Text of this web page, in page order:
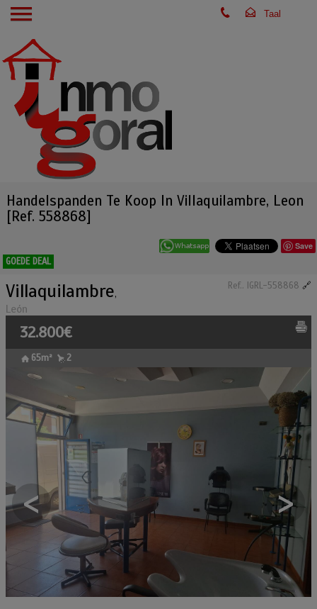
Handelspanden Te Koop In Villaquilambre, Leon
[Ref. 558868]
Save
GOEDE DEAL
Ref.. IGRL-558868 🔗
Villaquilambre,
León
32.800€
65m² 2
< >